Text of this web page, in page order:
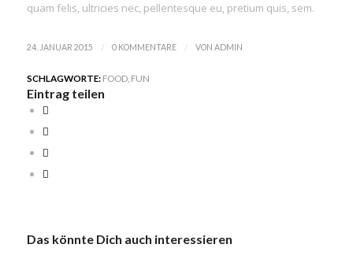
quam felis, ultricies nec, pellentesque eu, pretium quis, sem.
24. JANUAR 2015 / 0 KOMMENTARE / VON ADMIN
SCHLAGWORTE: FOOD, FUN
Eintrag teilen
Das könnte Dich auch interessieren